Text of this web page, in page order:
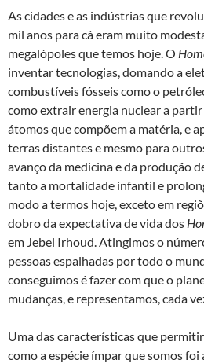
As cidades e as indústrias que
mil anos para cá eram muito
megalópoles que temos hoje. O
inventar tecnologias, domando a
combustíveis fósseis como o
como extrair energia nuclear a
átomos que compõem a matéria, e
terras distantes e mesmo para
avanço da medicina e da produção
tanto a mortalidade infantil e
modo a termos hoje, exceto em
dobro da expectativa de vida dos
em Jebel Irhoud. Atingimos o
pessoas espalhadas por todo o
conseguimos é fazer com que o
mudanças, e representamos, cada
Uma das características que
como a espécie ímpar que somos foi